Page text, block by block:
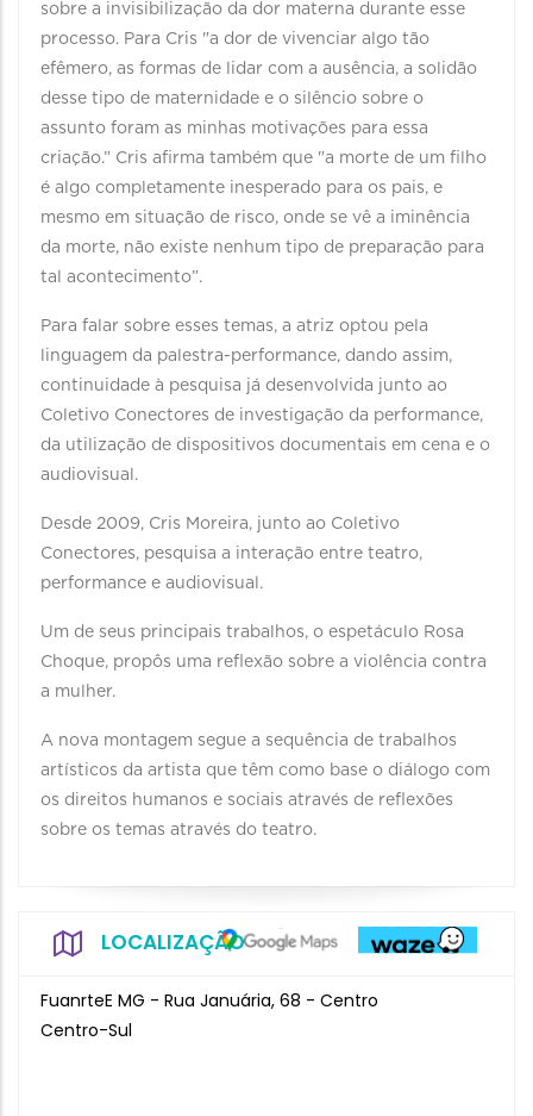
sobre a invisibilização da dor materna durante esse
processo. Para Cris "a dor de vivenciar algo tão
efêmero, as formas de lidar com a ausência, a solidão
desse tipo de maternidade e o silêncio sobre o
assunto foram as minhas motivações para essa
criação.” Cris afirma também que "a morte de um filho
é algo completamente inesperado para os pais, e
mesmo em situação de risco, onde se vê a iminência
da morte, não existe nenhum tipo de preparação para
tal acontecimento”.
Para falar sobre esses temas, a atriz optou pela
linguagem da palestra-performance, dando assim,
continuidade à pesquisa já desenvolvida junto ao
Coletivo Conectores de investigação da performance,
da utilização de dispositivos documentais em cena e o
audiovisual.
Desde 2009, Cris Moreira, junto ao Coletivo
Conectores, pesquisa a interação entre teatro,
performance e audiovisual.
Um de seus principais trabalhos, o espetáculo Rosa
Choque, propôs uma reflexão sobre a violência contra
a mulher.
A nova montagem segue a sequência de trabalhos
artísticos da artista que têm como base o diálogo com
os direitos humanos e sociais através de reflexões
sobre os temas através do teatro.
LOCALIZAÇÃO
FuanrteE MG - Rua Januária, 68 - Centro
Centro-Sul